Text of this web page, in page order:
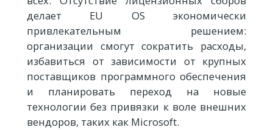
делает EU OS экономически
привлекательным решением:
организации смогут сократить расходы,
избавиться от зависимости от крупных
поставщиков программного обеспечения
и планировать переход на новые
технологии без привязки к воле внешних
вендоров, таких как Microsoft.